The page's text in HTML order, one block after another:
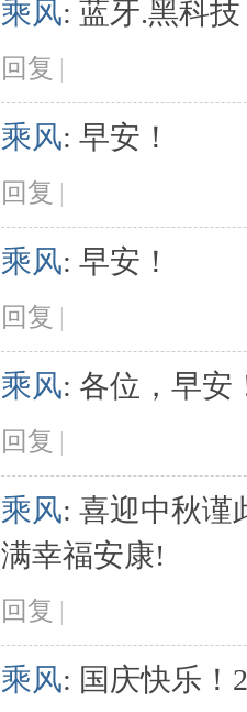
乘风: 蓝牙.黑科技
回复 |
乘风: 早安！
回复 |
乘风: 早安！
回复 |
乘风: 各位，早安
回复 |
乘风: 喜迎中秋谨
满幸福安康!
回复 |
乘风: 国庆快乐！